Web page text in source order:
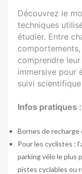
Découvrez le
techniques
étudier. Entre
comprendre
immersive pour
suivi scientifique
Infos pratiques :
Bornes de recharge
Pour les cyclistes :
parking vélo le plus
pistes cyclables ou